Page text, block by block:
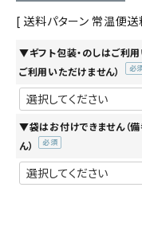
送料パターン 常温便送
▼ギフト包装・のしはご利
ご利用いただけません）
▼袋はお付けできません（
ん）
須)